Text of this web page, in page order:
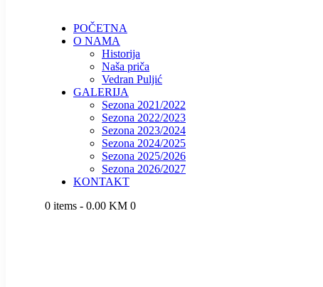
POČETNA
O NAMA
Historija
Naša priča
Vedran Puljić
GALERIJA
Sezona 2021/2022
Sezona 2022/2023
Sezona 2023/2024
Sezona 2024/2025
Sezona 2025/2026
Sezona 2026/2027
KONTAKT
0 items - 0.00 KM 0